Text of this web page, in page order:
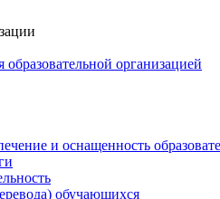
организацией
и оснащенность
обучающихся